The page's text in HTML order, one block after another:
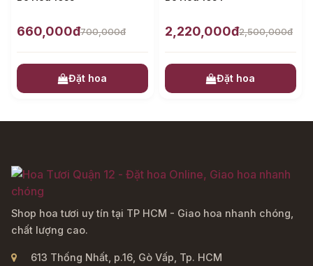
660,000đ700,000đ
Đặt hoa
2,220,000đ2,500,000đ
Đặt hoa
Shop hoa tươi uy tín tại TP HCM - Giao hoa nhanh chóng,
chất lượng cao.
613 Thống Nhất, p.16, Gò Vấp, Tp. HCM